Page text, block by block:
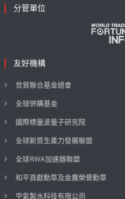
分管單位
友好機構
世貿聯合基金總會
全球併購基金
國際標量波量子研究院
全球新質生產力發展聯盟
全球RWA加速器聯盟
和平貢獻勳章及金鷹榮譽勳章
空氣製水科技有限公司